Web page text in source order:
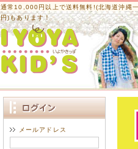
通常10,000円以上で送料無料!(北海道沖縄
円)もあります！
メールアドレス